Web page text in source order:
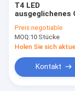
T4 LED
ausgeglichenes
Taschen-
Anzeigen-
Schaukasten-
Preis:negotiable
MOQ:10 Stücke
Kontakt